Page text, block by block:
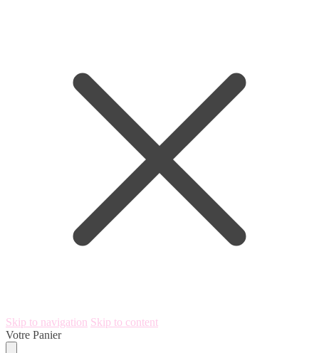
Skip to navigation Skip to content
Votre Panier